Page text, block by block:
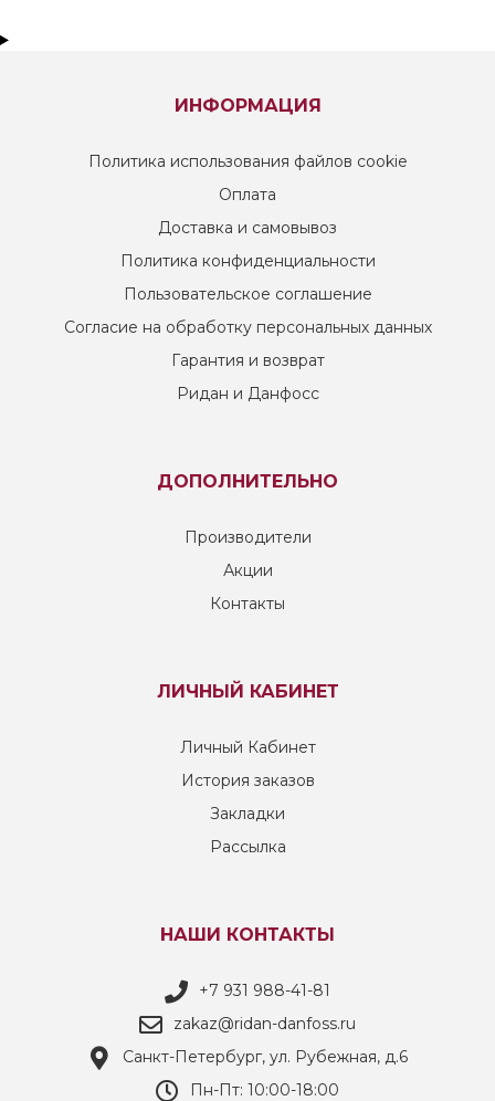
ИНФОРМАЦИЯ
Политика использования файлов cookie
Оплата
Доставка и самовывоз
Политика конфиденциальности
Пользовательское соглашение
Согласие на обработку персональных данных
Гарантия и возврат
Ридан и Данфосс
ДОПОЛНИТЕЛЬНО
Производители
Акции
Контакты
ЛИЧНЫЙ КАБИНЕТ
Личный Кабинет
История заказов
Закладки
Рассылка
НАШИ КОНТАКТЫ
+7 931 988-41-81
zakaz@ridan-danfoss.ru
Санкт-Петербург, ул. Рубежная, д.6
Пн-Пт: 10:00-18:00